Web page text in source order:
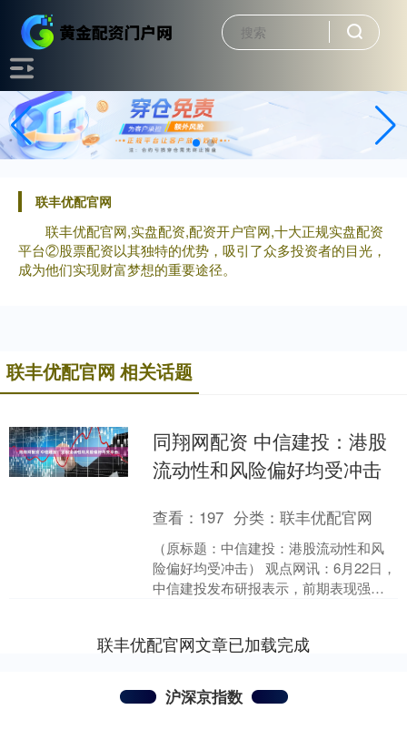
联丰优配官网
联丰优配官网,实盘配资,配资开户官网,十大正规实盘配资
平台②股票配资以其独特的优势，吸引了众多投资者的目光，
成为他们实现财富梦想的重要途径。
联丰优配官网 相关话题
同翔网配资 中信建投：港股
流动性和风险偏好均受冲击
查看： 197 分类：联丰优配官网
（原标题：中信建投：港股流动性和风
险偏好均受冲击） 观点网讯：6月22日，
中信建投发布研报表示，前期表现强势
联丰优配官网文章已加载完成
沪深京指数